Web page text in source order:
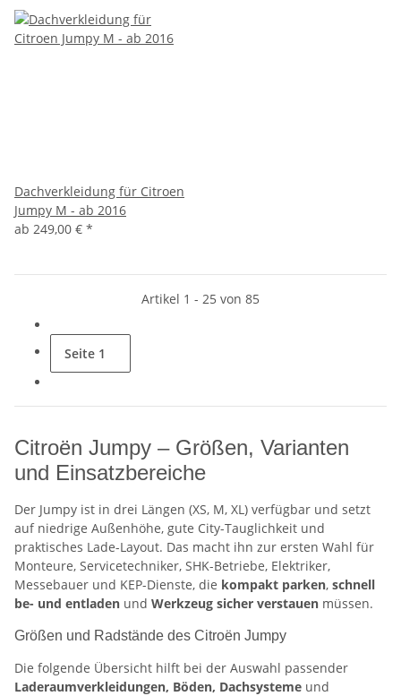
Dachverkleidung für Citroen
Jumpy M - ab 2016
ab 249,00 € *
Artikel 1 - 25 von 85
Seite 1
Citroën Jumpy – Größen, Varianten
und Einsatzbereiche
Der Jumpy ist in drei Längen (XS, M, XL) verfügbar und setzt
auf niedrige Außenhöhe, gute City-Tauglichkeit und
praktisches Lade-Layout. Das macht ihn zur ersten Wahl für
Monteure, Servicetechniker, SHK-Betriebe, Elektriker,
Messebauer und KEP-Dienste, die kompakt parken, schnell
be- und entladen und Werkzeug sicher verstauen müssen.
Größen und Radstände des Citroën Jumpy
Die folgende Übersicht hilft bei der Auswahl passender
Laderaumverkleidungen, Böden, Dachsysteme und